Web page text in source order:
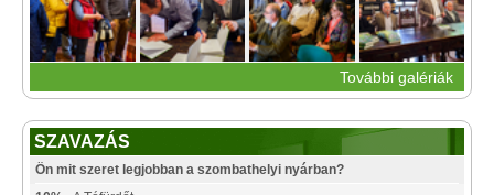
További galériák
SZAVAZÁS
Ön mit szeret legjobban a szombathelyi nyárban?